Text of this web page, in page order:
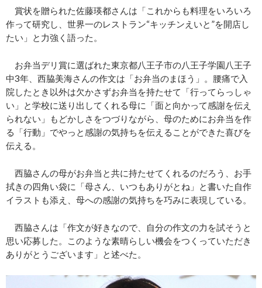
賞状を贈られた佐藤瑛都さんは「これからも料理をいろいろ
作って研究し、世界一のレストラン“キッチンえいと”を開店し
たい」と力強く語った。
お弁当デリ賞に選ばれた東京都八王子市の八王子学園八王子
中3年、西脇美海さんの作文は「お弁当のまほう」。腰痛で入
院したとき以外は欠かさずお弁当を持たせて「行ってらっしゃ
い」と学校に送り出してくれる母に「面と向かって感謝を伝え
られない」もどかしさをつづりながら、母のためにお弁当を作
る「行動」でやっと感謝の気持ちを伝えることができた喜びを
伝える。
西脇さんの母がお弁当と共に持たせてくれるのだろう、お手
拭きの四角い袋に「母さん、いつもありがとね」と書いた自作
イラストも添え、母への感謝の気持ちを巧みに表現している。
西脇さんは「作文が好きなので、自分の作文の力を試そうと
思い応募した。このような素晴らしい機会をつくっていただき
ありがとうございます」と述べた。